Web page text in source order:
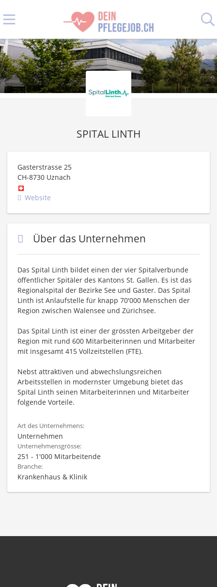
SPITAL LINTH
Gasterstrasse 25
CH-8730 Uznach
Website
Über das Unternehmen
Das Spital Linth bildet einen der vier Spitalverbunde
öffentlicher Spitäler des Kantons St. Gallen. Es ist das
Regionalspital der Bezirke See und Gaster. Das Spital
Linth ist Anlaufstelle für knapp 70'000 Menschen der
Region zwischen Walensee und Zürichsee.
Das Spital Linth ist einer der grössten Arbeitgeber der
Region mit rund 600 Mitarbeiterinnen und Mitarbeiter
mit insgesamt 415 Vollzeitstellen (FTE).
Nebst attraktiven und abwechslungsreichen
Arbeitsstellen in modernster Umgebung bietet das
Spital Linth seinen Mitarbeiterinnen und Mitarbeiter
folgende Vorteile.
Art des Unternehmens:
Unternehmen
Unternehmensgrösse:
251 - 1'000 Mitarbeitende
Branche:
Krankenhaus & Klinik